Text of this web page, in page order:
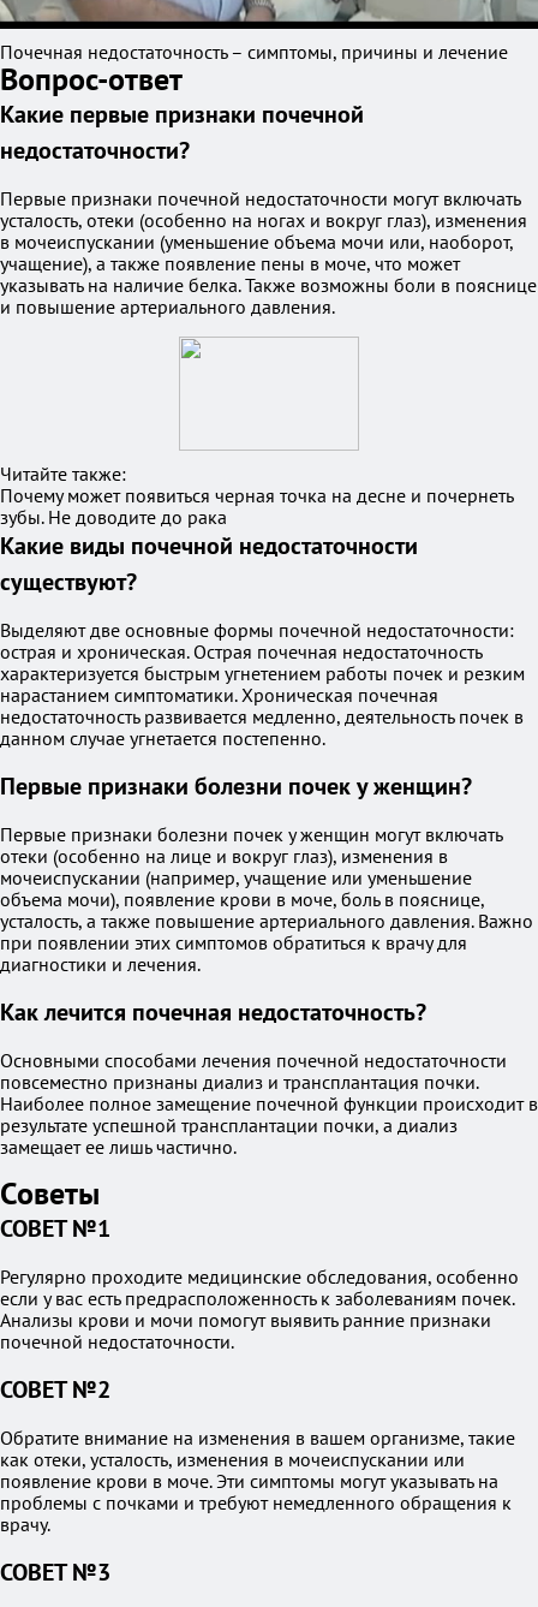
Почечная недостаточность – симптомы, причины и лечение
Вопрос-ответ
Какие первые признаки почечной
недостаточности?
Первые признаки почечной недостаточности могут включать
усталость, отеки (особенно на ногах и вокруг глаз), изменения
в мочеиспускании (уменьшение объема мочи или, наоборот,
учащение), а также появление пены в моче, что может
указывать на наличие белка. Также возможны боли в пояснице
и повышение артериального давления.
Читайте также:
Почему может появиться черная точка на десне и почернеть
зубы. Не доводите до рака
Какие виды почечной недостаточности
существуют?
Выделяют две основные формы почечной недостаточности:
острая и хроническая. Острая почечная недостаточность
характеризуется быстрым угнетением работы почек и резким
нарастанием симптоматики. Хроническая почечная
недостаточность развивается медленно, деятельность почек в
данном случае угнетается постепенно.
Первые признаки болезни почек у женщин?
Первые признаки болезни почек у женщин могут включать
отеки (особенно на лице и вокруг глаз), изменения в
мочеиспускании (например, учащение или уменьшение
объема мочи), появление крови в моче, боль в пояснице,
усталость, а также повышение артериального давления. Важно
при появлении этих симптомов обратиться к врачу для
диагностики и лечения.
Как лечится почечная недостаточность?
Основными способами лечения почечной недостаточности
повсеместно признаны диализ и трансплантация почки.
Наиболее полное замещение почечной функции происходит в
результате успешной трансплантации почки, а диализ
замещает ее лишь частично.
Советы
СОВЕТ №1
Регулярно проходите медицинские обследования, особенно
если у вас есть предрасположенность к заболеваниям почек.
Анализы крови и мочи помогут выявить ранние признаки
почечной недостаточности.
СОВЕТ №2
Обратите внимание на изменения в вашем организме, такие
как отеки, усталость, изменения в мочеиспускании или
появление крови в моче. Эти симптомы могут указывать на
проблемы с почками и требуют немедленного обращения к
врачу.
СОВЕТ №3